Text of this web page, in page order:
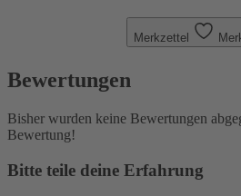
Merkzettel
Bewertungen
Bisher wurden keine Bewertungen
Bewertung!
Bitte teile deine Erfahrung